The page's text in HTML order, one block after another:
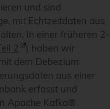
und sind
mit Echtzeitdaten aus
In einer früheren 2-
2
) haben wir
dem Debezium
aus einer
erfasst und
Apache Kafka®